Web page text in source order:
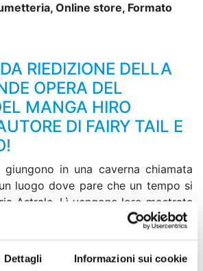
Dettagli Informazioni sui cookie
Online store, Formato
RIEDIZIONE DELLA
OPERA DEL
MANGA HIRO
DI FAIRY TAIL E
in una caverna chiamata
luogo dove pare che un tempo si
Astrale. Lì vengono loro mostrate
del passato, ma anche del mondo
parole quelle scene spaventose,
il generale supremo di quella